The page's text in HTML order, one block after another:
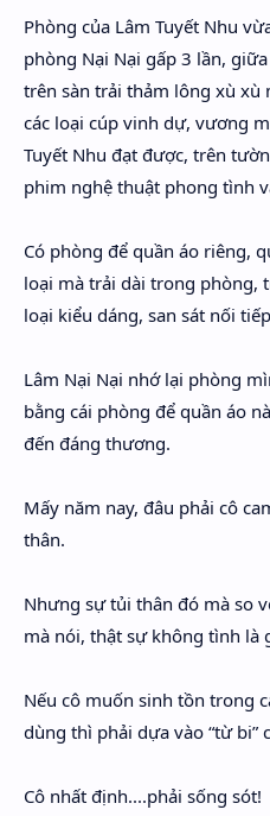
Phòng của Lâm Tuyết Nhu
phòng Nại Nại gấp 3 lần,
trên sàn trải thảm lông xù xù
các loại cúp vinh dự, vương
Tuyết Nhu đạt được, trên
phim nghệ thuật phong tình
Có phòng để quần áo riêng,
loại mà trải dài trong phòng,
loại kiểu dáng, san sát nối
Lâm Nại Nại nhớ lại phòng
bằng cái phòng để quần áo
đến đáng thương.
Mấy năm nay, đâu phải cô
thân.
Nhưng sự tủi thân đó mà so
mà nói, thật sự không tình là
Nếu cô muốn sinh tồn trong
dùng thì phải dựa vào “từ bi”
Cô nhất định....phải sống sót!